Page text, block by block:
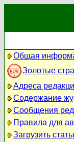
Общая
Золотые
Адреса
Содержание
Сообщения
Правила для
Загрузить